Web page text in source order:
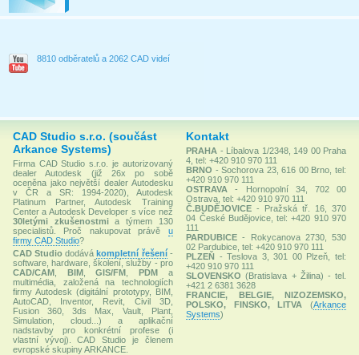
8810 odběratelů a 2062 CAD videí
CAD Studio s.r.o. (součást
Arkance Systems)
Firma CAD Studio s.r.o. je autorizovaný
dealer Autodesk (již 26x po sobě
oceněna jako největší dealer Autodesku
v ČR a SR: 1994-2020), Autodesk
Platinum Partner, Autodesk Training
Center a Autodesk Developer s více než
30letými zkušenostmia týmem 130
specialistů. Proč nakupovat právě u
firmy CAD Studio?
CAD Studio dodávákompletní řešení-
software, hardware, školení, služby - pro
CAD/CAM
BIM,GIS/FM ,PDM a
multimédia, založená na technologiích
firmy Autodesk (digitální prototypy, BIM,
AutoCAD, Inventor, Revit, Civil 3D,
Fusion 360, 3ds Max, Vault, Plant,
Simulation, cloud...) a aplikační
nadstavby pro konkrétní profese (i
vlastní vývoj). CAD Studio je členem
evropské skupiny ARKANCE.
Kontakt
PRAHA - Líbalova 1/2348, 149 00 Praha
4, tel: +420 910 970 111
BRNO - Sochorova 23, 616 00 Brno, tel:
+420 910 970 111
OSTRAVA
- Hornopolní 34, 702 00
Ostrava, tel: +420 910 970 111
Č.BUDĚJOVICE - Pražská tř. 16, 370
04 České Budějovice, tel: +420 910 970
111
PARDUBICE - Rokycanova 2730, 530
02 Pardubice, tel: +420 910 970 111
PLZEŇ - Teslova 3, 301 00 Plzeň, tel:
+420 910 970 111
SLOVENSKO (Bratislava + Žilina) - tel.
+421 2 6381 3628
FRANCIE, BELGIE, NIZOZEMSKO,
POLSKO, FINSKO, LITVA
(Arkance
Systems)